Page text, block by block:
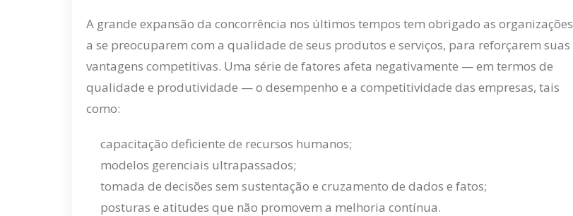
A grande expansão da concorrência nos últimos tempos tem obrigado as organizações
a se preocuparem com a qualidade de seus produtos e serviços, para reforçarem suas
vantagens competitivas. Uma série de fatores afeta negativamente — em termos de
qualidade e produtividade — o desempenho e a competitividade das empresas, tais
como:
capacitação deficiente de recursos humanos;
modelos gerenciais ultrapassados;
tomada de decisões sem sustentação e cruzamento de dados e fatos;
posturas e atitudes que não promovem a melhoria contínua.